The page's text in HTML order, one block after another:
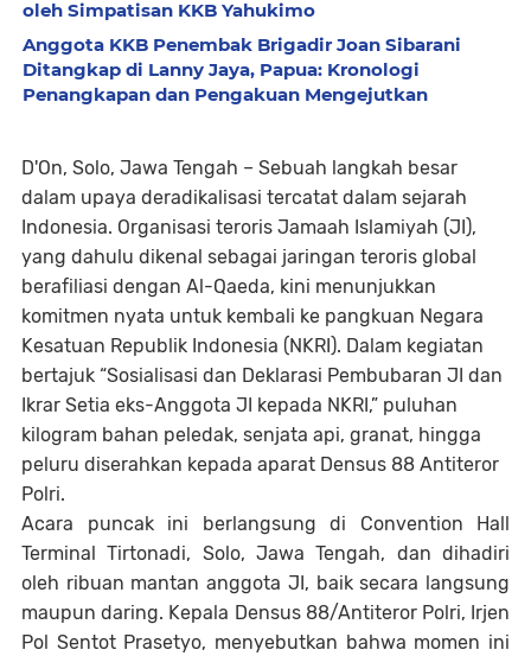
oleh Simpatisan KKB Yahukimo
Anggota KKB Penembak Brigadir Joan Sibarani
Ditangkap di Lanny Jaya, Papua: Kronologi
Penangkapan dan Pengakuan Mengejutkan
D'On, Solo, Jawa Tengah – Sebuah langkah besar
dalam upaya deradikalisasi tercatat dalam sejarah
Indonesia. Organisasi teroris Jamaah Islamiyah (JI),
yang dahulu dikenal sebagai jaringan teroris global
berafiliasi dengan Al-Qaeda, kini menunjukkan
komitmen nyata untuk kembali ke pangkuan Negara
Kesatuan Republik Indonesia (NKRI). Dalam kegiatan
bertajuk “Sosialisasi dan Deklarasi Pembubaran JI dan
Ikrar Setia eks-Anggota JI kepada NKRI,” puluhan
kilogram bahan peledak, senjata api, granat, hingga
peluru diserahkan kepada aparat Densus 88 Antiteror
Polri.
Acara puncak ini berlangsung di Convention Hall
Terminal Tirtonadi, Solo, Jawa Tengah, dan dihadiri
oleh ribuan mantan anggota JI, baik secara langsung
maupun daring. Kepala Densus 88/Antiteror Polri, Irjen
Pol Sentot Prasetyo, menyebutkan bahwa momen ini